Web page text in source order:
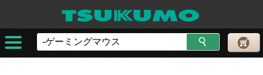
ツクモネットショップ -ゲーミングマウス AV機器